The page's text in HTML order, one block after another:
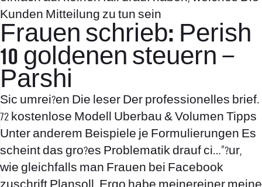
Kunden Mitteilung zu tun sein
Frauen schrieb: Perish
10 goldenen steuern –
Parshi
Sic umrei?en Die leser Der professionelles brief.
72 kostenlose Modell Uberbau & Volumen Tipps
Unter anderem Beispiele je Formulierungen Es
scheint das gro?es Problematik drauf ci…”?ur,
wie gleichfalls man Frauen bei Facebook